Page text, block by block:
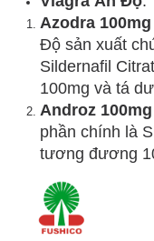
Azodra 100mg
Độ sản xuất
Sildernafil
100mg và tá
Androz 100mg
phần chính là
tương đương